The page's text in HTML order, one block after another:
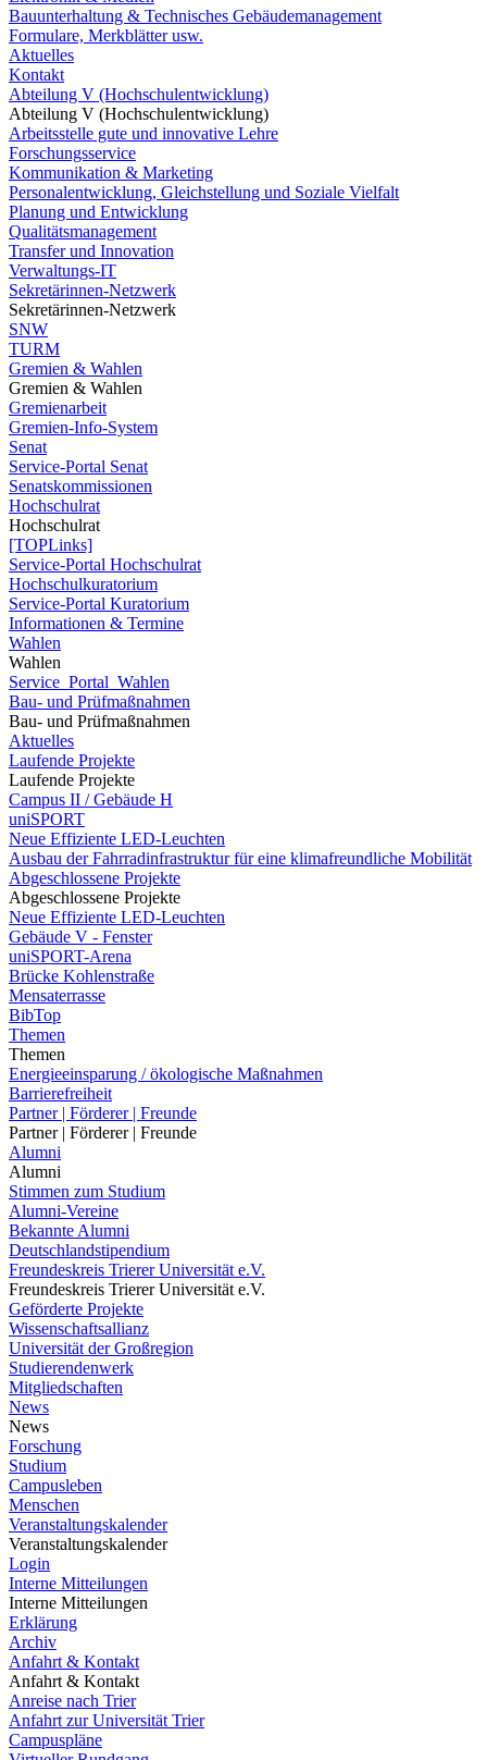
Bauunterhaltung & Technisches Gebäudemanagement
Formulare, Merkblätter usw.
Aktuelles
Kontakt
Abteilung V (Hochschulentwicklung)
Abteilung V (Hochschulentwicklung)
Arbeitsstelle gute und innovative Lehre
Forschungsservice
Kommunikation & Marketing
Personalentwicklung, Gleichstellung und Soziale Vielfalt
Planung und Entwicklung
Qualitätsmanagement
Transfer und Innovation
Verwaltungs-IT
Sekretärinnen-Netzwerk
Sekretärinnen-Netzwerk
SNW
TURM
Gremien & Wahlen
Gremien & Wahlen
Gremienarbeit
Gremien-Info-System
Senat
Service-Portal Senat
Senatskommissionen
Hochschulrat
Hochschulrat
[TOPLinks]
Service-Portal Hochschulrat
Hochschulkuratorium
Service-Portal Kuratorium
Informationen & Termine
Wahlen
Wahlen
Service_Portal_Wahlen
Bau- und Prüfmaßnahmen
Bau- und Prüfmaßnahmen
Aktuelles
Laufende Projekte
Laufende Projekte
Campus II / Gebäude H
uniSPORT
Neue Effiziente LED-Leuchten
Ausbau der Fahrradinfrastruktur für eine klimafreundliche Mobilität
Abgeschlossene Projekte
Abgeschlossene Projekte
Neue Effiziente LED-Leuchten
Gebäude V - Fenster
uniSPORT-Arena
Brücke Kohlenstraße
Mensaterrasse
BibTop
Themen
Themen
Energieeinsparung / ökologische Maßnahmen
Barrierefreiheit
Partner | Förderer | Freunde
Partner | Förderer | Freunde
Alumni
Alumni
Stimmen zum Studium
Alumni-Vereine
Bekannte Alumni
Deutschlandstipendium
Freundeskreis Trierer Universität e.V.
Freundeskreis Trierer Universität e.V.
Geförderte Projekte
Wissenschaftsallianz
Universität der Großregion
Studierendenwerk
Mitgliedschaften
News
News
Forschung
Studium
Campusleben
Menschen
Veranstaltungskalender
Veranstaltungskalender
Login
Interne Mitteilungen
Interne Mitteilungen
Erklärung
Archiv
Anfahrt & Kontakt
Anfahrt & Kontakt
Anreise nach Trier
Anfahrt zur Universität Trier
Campuspläne